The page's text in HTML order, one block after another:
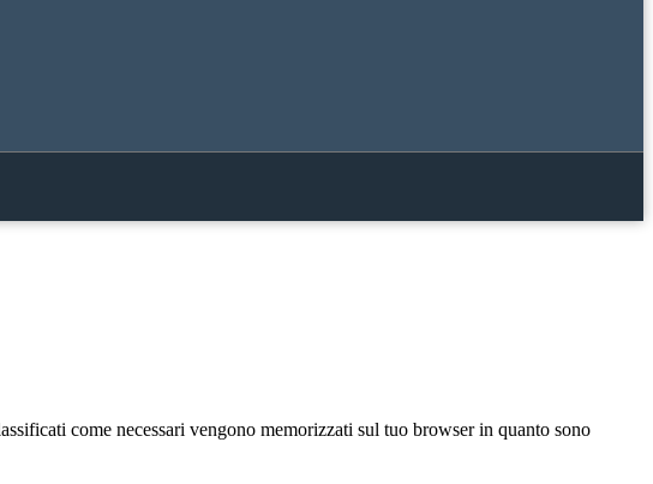
come necessari vengono memorizzati sul tuo browser in quanto sono